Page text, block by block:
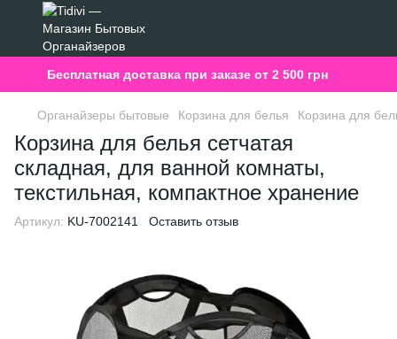
Бесплатная доставка при заказе от 2 500 грн
Органайзеры бытовые Корзина для белья Корзина для
Корзина для белья сетчатая
складная, для ванной комнаты,
текстильная, компактное хранение
Артикул: KU-7002141 Оставить отзыв